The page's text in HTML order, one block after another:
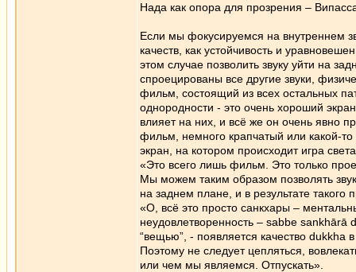
Нада как опора для прозрения –
Если мы фокусируемся на внутреннем
качеств, как устойчивость и
этом случае позволить звуку уйти на
спроецированы все другие звуки,
фильм, состоящий из всех остальных
однородности - это очень хороший
влияет на них, и всё же он очень явно
фильм, немного крапчатый или какой-
экран, на котором происходит игра
«Это всего лишь фильм. Это только
Мы можем таким образом позволять
на заднем плане, и в результате
«О, всё это просто санкхары –
неудовлетворенность – sabbe sankhārā
“вещью”, - появляется качество dukkha
Поэтому не следует цепляться,
или чем мы являемся. Отпускать».